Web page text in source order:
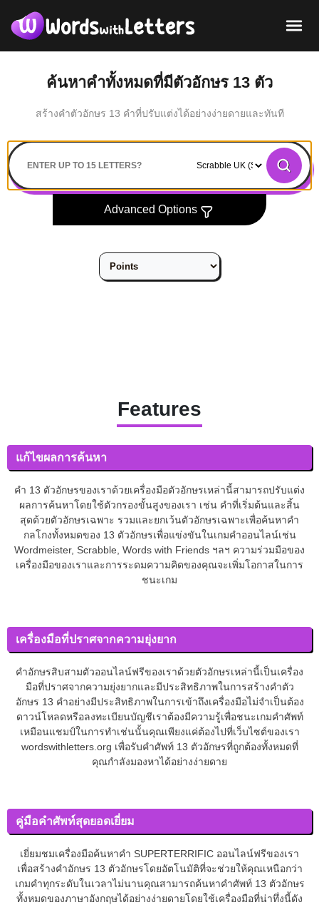
ค้นหาคำทั้งหมดที่มีตัวอักษร 13 ตัว
สร้างคำตัวอักษร 13 คำที่ปรับแต่งได้อย่างง่ายดายและทันที
Search
Advanced Options
Features
แก้ไขผลการค้นหา
คำ 13 ตัวอักษรของเราด้วยเครื่องมือตัวอักษรเหล่านี้สามารถปรับแต่ง
ผลการค้นหาโดยใช้ตัวกรองขั้นสูงของเรา เช่น คำที่เริ่มต้นและสิ้น
สุดด้วยตัวอักษรเฉพาะ รวมและยกเว้นตัวอักษรเฉพาะเพื่อค้นหาคำ
กลโกงทั้งหมดของ 13 ตัวอักษรเพื่อแข่งขันในเกมคำออนไลน์เช่น
Wordmeister, Scrabble, Words with Friends ฯลฯ ความร่วมมือของ
เครื่องมือของเราและการระดมความคิดของคุณจะเพิ่มโอกาสในการ
ชนะเกม
เครื่องมือที่ปราศจากความยุ่งยาก
คำอักษรสิบสามตัวออนไลน์ฟรีของเราด้วยตัวอักษรเหล่านี้เป็นเครื่อง
มือที่ปราศจากความยุ่งยากและมีประสิทธิภาพในการสร้างคำตัว
อักษร 13 คำอย่างมีประสิทธิภาพในการเข้าถึงเครื่องมือไม่จำเป็นต้อง
ดาวน์โหลดหรือลงทะเบียนบัญชีเราต้องมีความรู้เพื่อชนะเกมคำศัพท์
เหมือนแชมป์ในการทำเช่นนั้นคุณเพียงแค่ต้องไปที่เว็บไซต์ของเรา
wordswithletters.org เพื่อรับคำศัพท์ 13 ตัวอักษรที่ถูกต้องทั้งหมดที่
คุณกำลังมองหาได้อย่างง่ายดาย
คู่มือคำศัพท์สุดยอดเยี่ยม
เยี่ยมชมเครื่องมือค้นหาคำ SUPERTERRIFIC ออนไลน์ฟรีของเรา
เพื่อสร้างคำอักษร 13 ตัวอักษรโดยอัตโนมัติที่จะช่วยให้คุณเหนือกว่า
เกมคำทุกระดับในเวลาไม่นานคุณสามารถค้นหาคำศัพท์ 13 ตัวอักษร
ทั้งหมดของภาษาอังกฤษได้อย่างง่ายดายโดยใช้เครื่องมือที่น่าทึ่งนี้ดัง